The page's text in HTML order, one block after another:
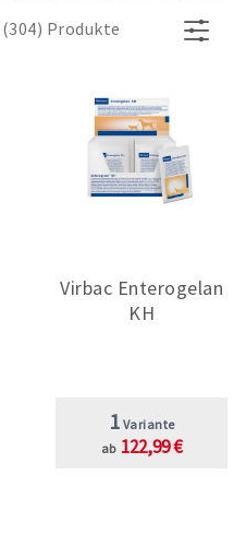
(304) Produkte
Virbac Enterogelan
KH
1 Variante
ab 122,99 €